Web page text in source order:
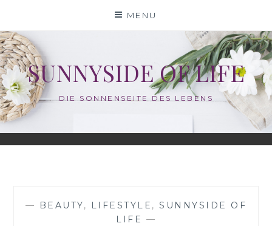
content
MENU
SUNNYSIDE OF LIFE
DIE SONNENSEITE DES LEBENS
— BEAUTY, LIFESTYLE ,SUNNYSIDE OF
LIFE —